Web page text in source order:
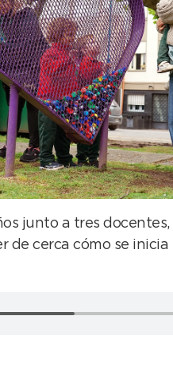
junto a tres
de cerca cómo se